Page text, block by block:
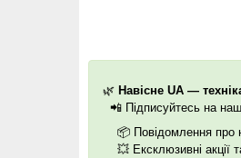
🌿 Навісне UA —
📲 Підписуйтесь на
📦 Повідомлення про
💥 Ексклюзивні акції